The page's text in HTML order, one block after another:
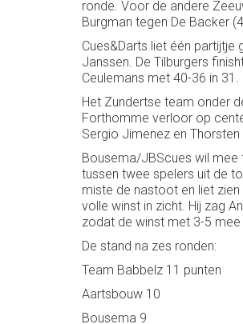
ronde. Voor de andere
Burgman tegen De Backer
Cues&Darts liet één
Janssen. De Tilburgers
Ceulemans met 40-36 in 31.
Het Zundertse team onder
Forthomme verloor op
Sergio Jimenez en Thorsten
Bousema/JBScues wil mee
tussen twee spelers uit de
miste de nastoot en liet
volle winst in zicht. Hij zag
zodat de winst met 3-5
De stand na zes ronden:
Team Babbelz 11 punten
Aartsbouw 10
Bousema 9